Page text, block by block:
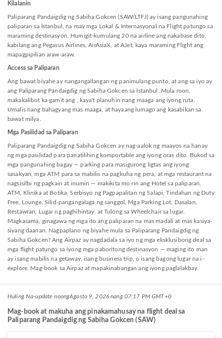
Kilalanin
Paliparang Pandaigdig ng Sabiha Gokcen (SAW/LTFJ) ay isang pangunahing
paliparan sa İstanbul, na may mga Lokal & Internasyonal na Flight patungo sa
maraming destinasyon. Humigit-kumulang 20 na airline ang nakabase dito,
kabilang ang Pegasus Airlines, AirAsiaX, at AJet, kaya maraming Flight ang
mapagpipilian araw-araw.
Access sa Paliparan
Ang bawat biyahe ay nangangailangan ng panimulang punto, at ang sa iyo ay
ang Paliparang Pandaigdig ng Sabiha Gokcen sa İstanbul. Mula roon,
makakalibot ka gamit ang , kaya't planuhin nang maaga ang iyong ruta.
Umalis nang bahagyang mas maaga, at hayaang lumago ang kasabikan sa
bawat milya.
Mga Pasilidad sa Paliparan
Paliparang Pandaigdig ng Sabiha Gokcen ay nag-aalok ng maayos na hanay
ng mga pasilidad para panatilihing komportable ang iyong oras dito. Bukod sa
mga pangunahing bagay — parking para masigurong ligtas ang iyong
sasakyan, mga ATM para sa mabilis na pagkuha ng pera, at mga restaurant na
nagsisilbi ng pagkain at inumin — makikita mo rin ang Hotel sa paliparan,
ATM, Klinika at Botika, Serbisyo ng Pagpapalitan ng Salapi, Tindahan ng Duty
Free, Lounge, Silid-pangangalaga ng sanggol, Mga Parking Lot, Dasalan,
Restawran, Lugar ng paghihintay, at Tulong sa Wheelchair sa lugar.
Magkasama, ginagawa ng mga ito ang paliparan na mas madali at mas kasiya-
siyang daanan. Nagpaplano ng biyahe mula sa Paliparang Pandaigdig ng
Sabiha Gokcen? Ang Airpaz ay nagdadala sa iyo ng mga eksklusibong deal sa
mga flight patungo sa iyong mga paboritong destinasyon — maging ito man
ay isang mabilis na getaway, isang business trip, o isang bagong lugar na i-
explore. Mag-book sa Airpaz at mapakinabangan ang iyong paglalakbay.
Huling Na-update noongAgosto 9, 2026 nang 07:17 PM GMT+0
Mag-book at makuha ang pinakamahusay na flight deal sa
Paliparang Pandaigdig ng Sabiha Gokcen (SAW)